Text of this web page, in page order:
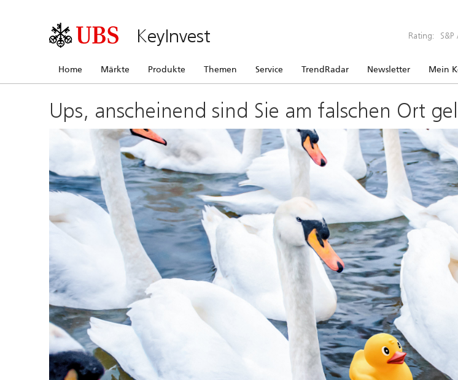
KeyInvest Rating: S&P
Home Märkte Produkte Themen Service TrendRadar Newsletter Mein
Ups, anscheinend sind Sie am falschen Ort